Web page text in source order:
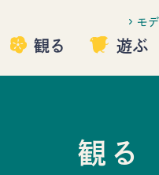
モ
観る 遊ぶ
観る